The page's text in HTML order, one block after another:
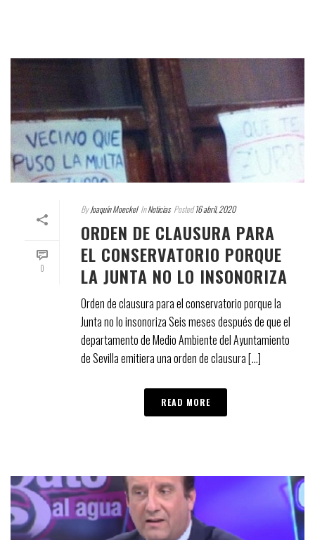
0
By Joaquín Moeckel InNoticias Posted 16 abril, 2020
ORDEN DE CLAUSURA PARA
EL CONSERVATORIO PORQUE
LA JUNTA NO LO INSONORIZA
Orden de clausura para el conservatorio porque la
Junta no lo insonoriza Seis meses después de que el
departamento de Medio Ambiente del Ayuntamiento
de Sevilla emitiera una orden de clausura [...]
READ MORE